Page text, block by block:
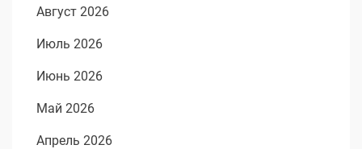
Август 2026
Июль 2026
Июнь 2026
Май 2026
Апрель 2026